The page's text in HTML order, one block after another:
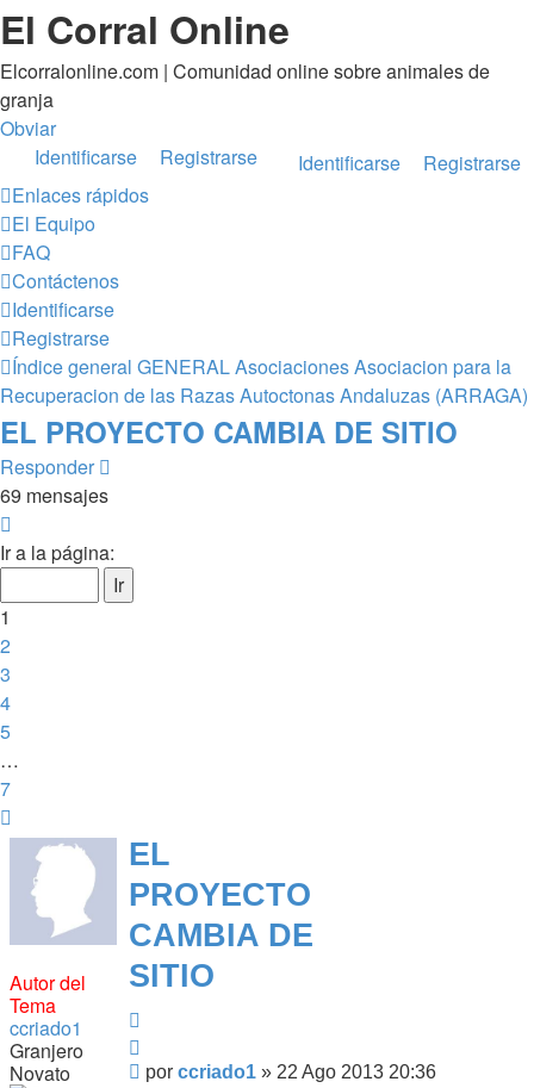
El Corral Online
Elcorralonline.com | Comunidad online sobre animales de
granja
Obviar
Identificarse
Registrarse
Identificarse
Registrarse
Enlaces rápidos
El Equipo
FAQ
Contáctenos
Identificarse
Registrarse
Índice general GENERALAsociacionesAsociacion para la
Recuperacion de las Razas Autoctonas Andaluzas (ARRAGA)
EL PROYECTO CAMBIA DE SITIO
Responder
69 mensajes
1
7
Ir a la página:
1
2
3
4
5
…
7
Autor del
Tema
ccriado1
Granjero
Novato
EL
PROYECTO
CAMBIA DE
SITIO
Mensaje
por ccriado1» 22 Ago 2013 20:36